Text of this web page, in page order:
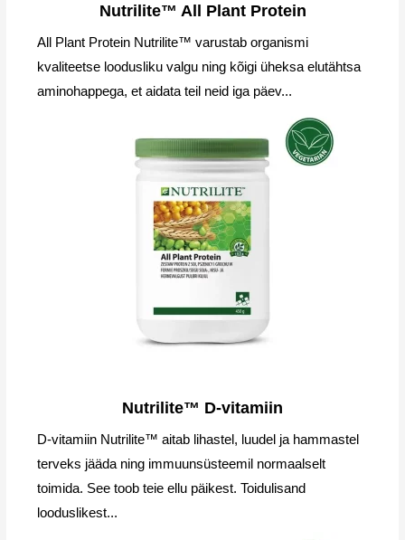
Nutrilite™ All Plant Protein
All Plant Protein Nutrilite™ varustab organismi
kvaliteetse loodusliku valgu ning kõigi üheksa elutähtsa
aminohappega, et aidata teil neid iga päev...
Nutrilite™ D-vitamiin
D-vitamiin Nutrilite™ aitab lihastel, luudel ja hammastel
terveks jääda ning immuunsüsteemil normaalselt
toimida. See toob teie ellu päikest. Toidulisand
looduslikest...